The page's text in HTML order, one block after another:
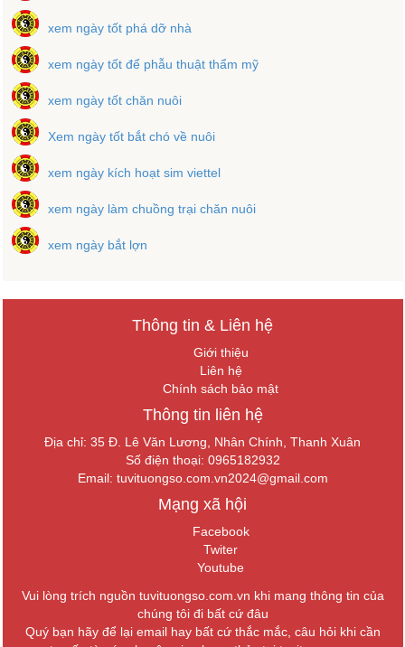
xem ngày tốt phá dỡ nhà
xem ngày tốt để phẫu thuật thẩm mỹ
xem ngày tốt chăn nuôi
Xem ngày tốt bắt chó về nuôi
xem ngày kích hoạt sim viettel
xem ngày làm chuồng trại chăn nuôi
xem ngày bắt lợn
Thông tin & Liên hệ
Giới thiệu
Liên hệ
Chính sách bảo mật
Thông tin liên hệ
Địa chỉ: 35 Đ. Lê Văn Lương, Nhân Chính, Thanh Xuân
Số điện thoại: 0965182932
Email: tuvituongso.com.vn2024@gmail.com
Mạng xã hội
Facebook
Twiter
Youtube
Vui lòng trích nguồn tuvituongso.com.vn khi mang thông tin của
chúng tôi đi bất cứ đâu
Quý bạn hãy để lại email hay bất cứ thắc mắc, câu hỏi khi cần